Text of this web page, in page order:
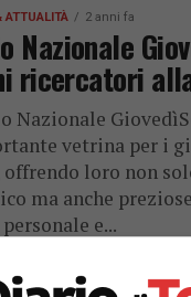
ATTUALITÀ 2 anni fa
Nazionale
ricercatori
Nazionale
vetrina per i
loro non
ma anche
e...